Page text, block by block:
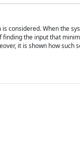
considered. When the
the input that
it is shown how